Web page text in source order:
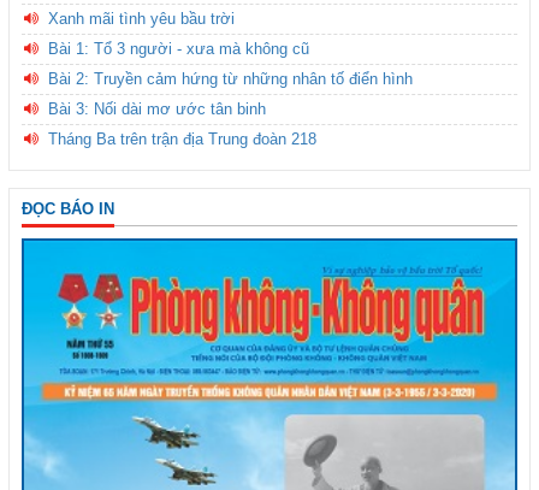
Xanh mãi tình yêu bầu trời
Bài 1: Tổ 3 người - xưa mà không cũ
Bài 2: Truyền cảm hứng từ những nhân tố điển hình
Bài 3: Nối dài mơ ước tân binh
Tháng Ba trên trận địa Trung đoàn 218
ĐỌC BÁO IN